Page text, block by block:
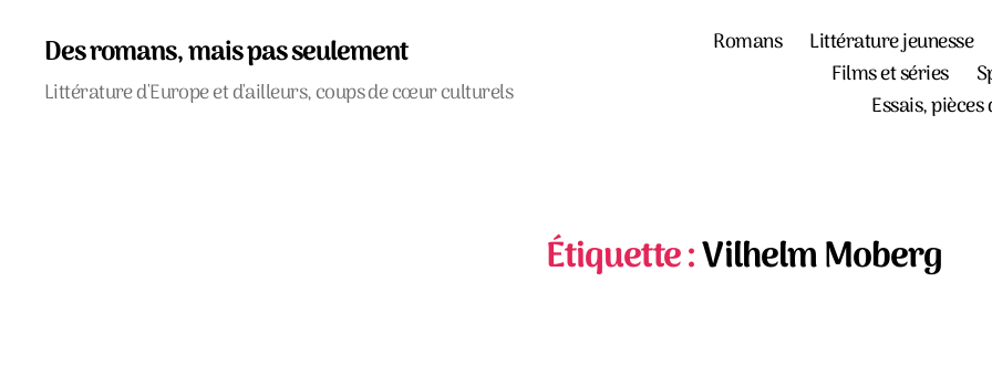
Des romans, mais pas seulement
Littérature d'Europe et d'ailleurs, coups de cœur culturels
Romans Littérature jeunesse
Films et séries
Essais,
Étiquette :Vilhelm Moberg